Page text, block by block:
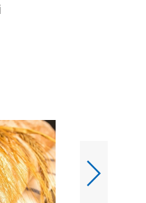
Zachodnich